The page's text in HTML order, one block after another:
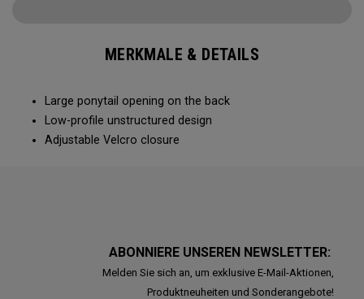
MERKMALE & DETAILS
Large ponytail opening on the back​​
Low-profile unstructured design​​
Adjustable Velcro closure​​​
ABONNIERE UNSEREN NEWSLETTER:
Melden Sie sich an, um exklusive E-Mail-Aktionen,
Produktneuheiten und Sonderangebote!